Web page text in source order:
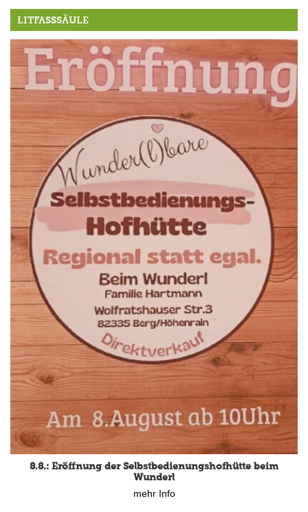
LITFASSSÄULE
8.8.: Eröffnung der Selbstbedienungshofhütte beim
Wunderl
mehr Info
15.8.: Grillfeier der Lüßbacher Blasmusik
mehr Info